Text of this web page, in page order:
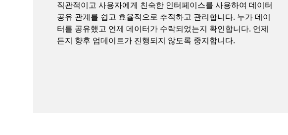
직관적이고 사용자에게 친숙한 인터페이스를 사용하여 데이터
공유 관계를 쉽고 효율적으로 추적하고 관리합니다. 누가 데이
터를 공유했고 언제 데이터가 수락되었는지 확인합니다. 언제
든지 향후 업데이트가 진행되지 않도록 중지합니다.